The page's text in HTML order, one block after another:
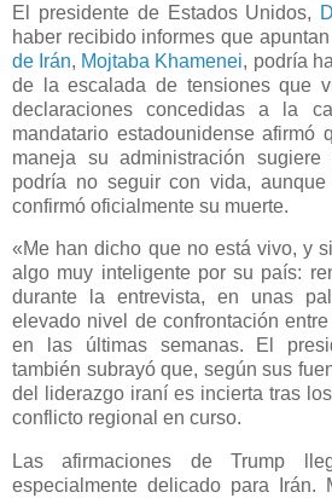
El presidente de Estados Unidos,
haber recibido informes que apuntan
de Irán, Mojtaba Khamenei, podría
de la escalada de tensiones que
declaraciones concedidas a la
mandatario estadounidense afirmó
maneja su administración
podría no seguir con vida,
confirmó oficialmente su muerte.
«Me han dicho que no está vivo, y
algo muy inteligente por su país:
durante la entrevista, en unas
elevado nivel de confrontación
en las últimas semanas. El
también subrayó que, según sus
del liderazgo iraní es incierta tras
conflicto regional en curso.
Las afirmaciones de Trump
especialmente delicado para Irán.